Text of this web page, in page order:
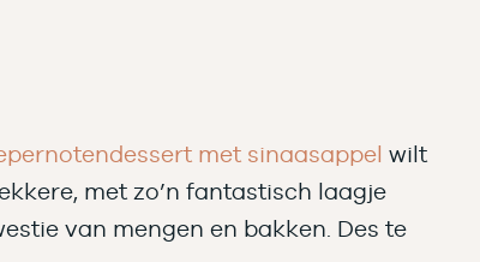
met sinaasappel wilt
met zo’n fantastisch laagje
van mengen en bakken. Des te